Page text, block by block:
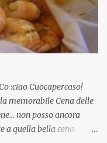
:ciao Cuocapercaso!
memorabile Cena delle
non posso ancora
a quella bella cena